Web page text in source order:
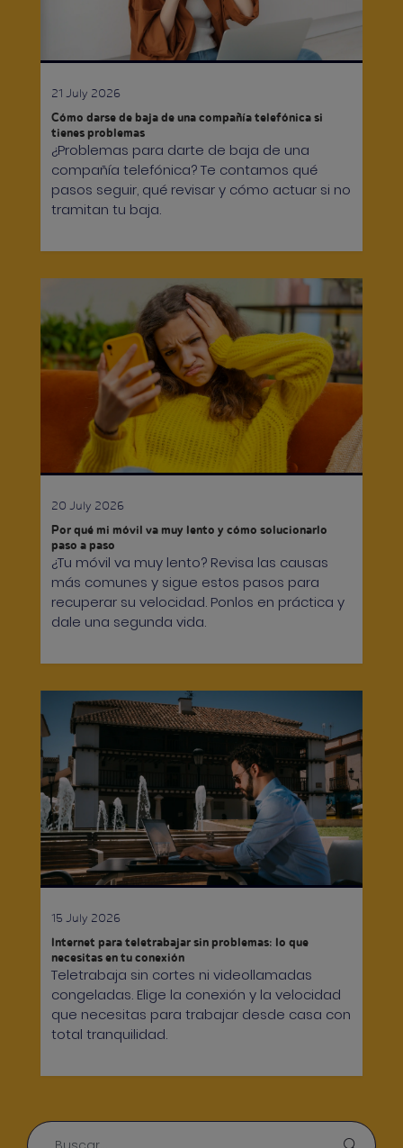
21 July 2026
Cómo darse de baja de una compañía telefónica si
tienes problemas
¿Problemas para darte de baja de una
compañía telefónica? Te contamos qué
pasos seguir, qué revisar y cómo actuar si no
tramitan tu baja.
20 July 2026
Por qué mi móvil va muy lento y cómo solucionarlo
paso a paso
¿Tu móvil va muy lento? Revisa las causas
más comunes y sigue estos pasos para
recuperar su velocidad. Ponlos en práctica y
dale una segunda vida.
15 July 2026
Internet para teletrabajar sin problemas: lo que
necesitas en tu conexión
Teletrabaja sin cortes ni videollamadas
congeladas. Elige la conexión y la velocidad
que necesitas para trabajar desde casa con
total tranquilidad.